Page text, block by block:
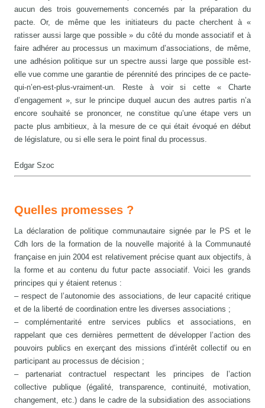
aucun des trois gouvernements concernés par la préparation du
pacte. Or, de même que les initiateurs du pacte cherchent à «
ratisser aussi large que possible » du côté du monde associatif et à
faire adhérer au processus un maximum d’associations, de même,
une adhésion politique sur un spectre aussi large que possible est-
elle vue comme une garantie de pérennité des principes de ce pacte-
qui-n’en-est-plus-vraiment-un. Reste à voir si cette « Charte
d’engagement », sur le principe duquel aucun des autres partis n’a
encore souhaité se prononcer, ne constitue qu’une étape vers un
pacte plus ambitieux, à la mesure de ce qui était évoqué en début
de législature, ou si elle sera le point final du processus.
Edgar Szoc
Quelles promesses ?
La déclaration de politique communautaire signée par le PS et le
Cdh lors de la formation de la nouvelle majorité à la Communauté
française en juin 2004 est relativement précise quant aux objectifs, à
la forme et au contenu du futur pacte associatif. Voici les grands
principes qui y étaient retenus :
– respect de l’autonomie des associations, de leur capacité critique
et de la liberté de coordination entre les diverses associations ;
– complémentarité entre services publics et associations, en
rappelant que ces dernières permettent de développer l’action des
pouvoirs publics en exerçant des missions d’intérêt collectif ou en
participant au processus de décision ;
– partenariat contractuel respectant les principes de l’action
collective publique (égalité, transparence, continuité, motivation,
changement, etc.) dans le cadre de la subsidiation des associations